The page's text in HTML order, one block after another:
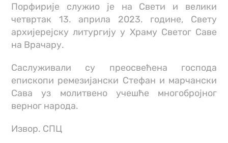
Порфирије служио је на Свети и велики
четвртак 13. априла 2023. године, Свету
архијерејску литургију у Храму Светог Саве
на Врачару.
Саслуживали су преосвећена господа
епископи ремезијански Стефан и марчански
Сава уз молитвено учешће многобројног
верног народа.
Извор. СПЦ